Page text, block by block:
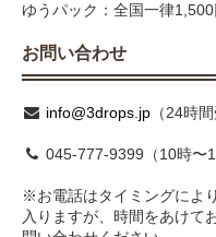
ゆうパック：全国一律1,500
お問い合わせ
info@3drops.jp （24時間
045-777-9399（10時〜
※お電話はタイミングによ
入りますが、時間をあけて